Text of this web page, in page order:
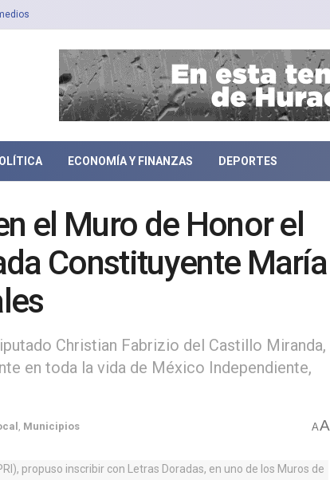
ECONOMÍA Y FINANZAS DEPORTES
el Muro de Honor el
Constituyente María
Christian Fabrizio del Castillo Miranda,
en toda la vida de México Independiente,
Municipios AA